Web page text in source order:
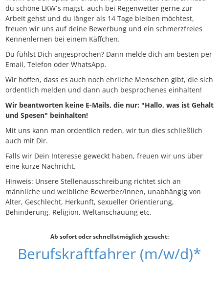
du schöne LKW´s magst, auch bei Regenwetter gerne zur
Arbeit gehst und du länger als 14 Tage bleiben möchtest,
freuen wir uns auf deine Bewerbung und ein schmerzfreies
Kennenlernen bei einem Käffchen.
Du fühlst Dich angesprochen? Dann melde dich am besten per
Email, Telefon oder WhatsApp.
Wir hoffen, dass es auch noch ehrliche Menschen gibt, die sich
ordentlich melden und dann auch besprochenes einhalten!
Wir beantworten keine E-Mails, die nur: "Hallo, was ist Gehalt
und Spesen" beinhalten!
Mit uns kann man ordentlich reden, wir tun dies schließlich
auch mit Dir.
Falls wir Dein Interesse geweckt haben, freuen wir uns über
eine kurze Nachricht.
Hinweis: Unsere Stellenausschreibung richtet sich an
männliche und weibliche Bewerber/innen, unabhängig von
Alter, Geschlecht, Herkunft, sexueller Orientierung,
Behinderung, Religion, Weltanschauung etc.
Ab sofort oder schnellstmöglich gesucht:
Berufskraftfahrer (m/w/d)*